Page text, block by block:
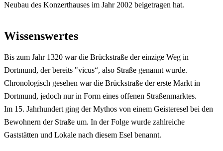
Neubau des Konzerthauses im Jahr 2002 beigetragen hat.
Wissenswertes
Bis zum Jahr 1320 war die Brückstraße der einzige Weg in
Dortmund, der bereits "vicus“, also Straße genannt wurde.
Chronologisch gesehen war die Brückstraße der erste Markt in
Dortmund, jedoch nur in Form eines offenen Straßenmarktes.
Im 15. Jahrhundert ging der Mythos von einem Geisteresel bei den
Bewohnern der Straße um. In der Folge wurde zahlreiche
Gaststätten und Lokale nach diesem Esel benannt.